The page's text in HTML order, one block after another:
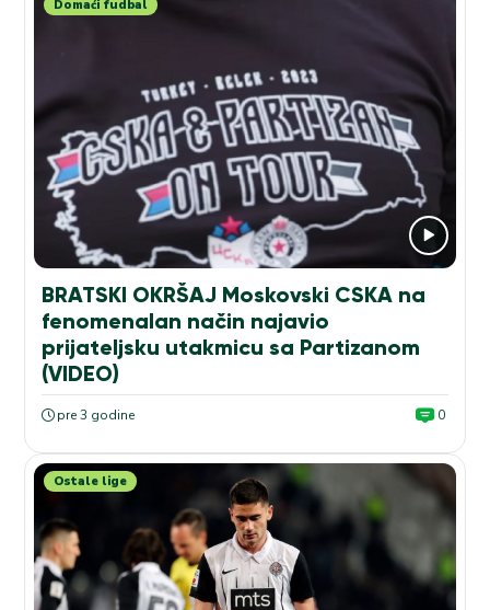
Domaći fudbal
BRATSKI OKRŠAJ Moskovski CSKA na
fenomenalan način najavio
prijateljsku utakmicu sa Partizanom
(VIDEO)
pre 3 godine 0
Ostale lige